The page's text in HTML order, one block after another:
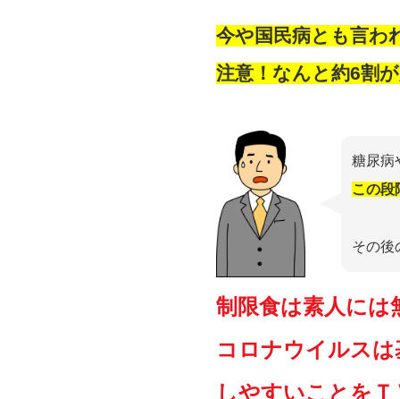
今や国民病とも言わ
注意！なんと約6割
糖尿病
この段
その後
制限食は素人には
コロナウイルス
しやすいことをＴ